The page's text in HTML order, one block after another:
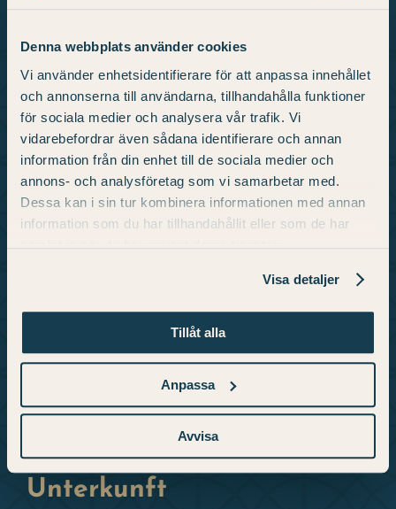
Denna webbplats använder cookies
Vi använder enhetsidentifierare för att anpassa innehållet
och annonserna till användarna, tillhandahålla funktioner
för sociala medier och analysera vår trafik. Vi
vidarebefordrar även sådana identifierare och annan
information från din enhet till de sociala medier och
annons- och analysföretag som vi samarbetar med.
Dessa kan i sin tur kombinera informationen med annan
information som du har tillhandahållit eller som de har
Visa detaljer
Tillåt alla
Anpassa
Avvisa
Wir sind ein einzigartiges konsthotell Skara mit
Werken einiger der bekanntesten Künstler
Schwedens. Hier finden Sie Raum für Erlebnisse
und Bewunderung mit 98 Hotelzimmern, einem
Restaurant, einem Fitnessstudio und einer
Kunstgalerie.
Anfahrt und Kontakt
Fragen und Antworten
Datenschutzerklärung
Buchungsbedingungen
Unterkunft